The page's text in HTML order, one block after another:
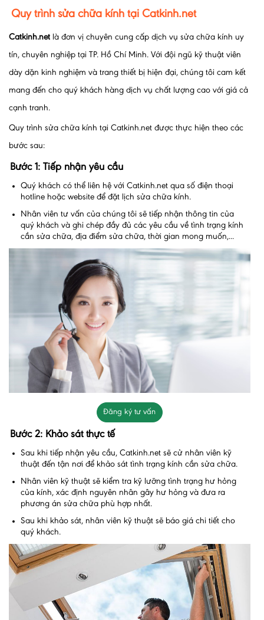
Quy trình sửa chữa kính tại Catkinh.net
Catkinh.net là đơn vị chuyên cung cấp dịch vụ sửa chữa kính uy
tín, chuyên nghiệp tại TP. Hồ Chí Minh. Với đội ngũ kỹ thuật viên
dày dặn kinh nghiệm và trang thiết bị hiện đại, chúng tôi cam kết
mang đến cho quý khách hàng dịch vụ chất lượng cao với giá cả
cạnh tranh.
Quy trình sửa chữa kính tại Catkinh.net được thực hiện theo các
bước sau:
Bước 1: Tiếp nhận yêu cầu
Quý khách có thể liên hệ với Catkinh.net qua số điện thoại
hotline hoặc website để đặt lịch sửa chữa kính.
Nhân viên tư vấn của chúng tôi sẽ tiếp nhận thông tin của
quý khách và ghi chép đầy đủ các yêu cầu về tình trạng kính
cần sửa chữa, địa điểm sửa chữa, thời gian mong muốn,...
Đăng ký tư vấn
Bước 2: Khảo sát thực tế
Sau khi tiếp nhận yêu cầu, Catkinh.net sẽ cử nhân viên kỹ
thuật đến tận nơi để khảo sát tình trạng kính cần sửa chữa.
Nhân viên kỹ thuật sẽ kiểm tra kỹ lưỡng tình trạng hư hỏng
của kính, xác định nguyên nhân gây hư hỏng và đưa ra
phương án sửa chữa phù hợp nhất.
Sau khi khảo sát, nhân viên kỹ thuật sẽ báo giá chi tiết cho
quý khách.